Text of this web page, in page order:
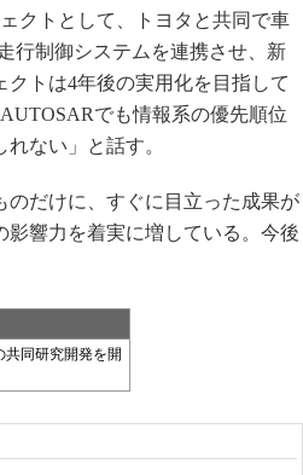
クトとして、トヨタと共同で車
行制御システムを連携させ、新
トは4年後の実用化を目指して
でも情報系の優先順位
ない」と話す。
のだけに、すぐに目立った成果が
影響力を着実に増している。今後
共同研究開発を開